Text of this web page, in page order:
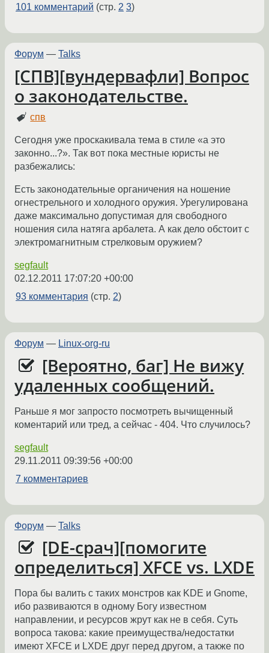
101 комментарий (стр. 2 3)
Форум — Talks
[СПВ][вундервафли] Вопрос
о законодательстве.
спв
Сегодня уже проскакивала тема в стиле «а это
законно...?». Так вот пока местные юристы не
разбежались:
Есть законодательные органичения на ношение
огнестрельного и холодного оружия. Урегулирована
даже максимально допустимая для свободного
ношения сила натяга арбалета. А как дело обстоит с
электромагнитным стрелковым оружием?
segfault
02.12.2011 17:07:20 +00:00
93 комментария (стр. 2)
Форум — Linux-org-ru
[Вероятно, баг] Не вижу
удаленных сообщений.
Раньше я мог запросто посмотреть вычищенный
коментарий или тред, а сейчас - 404. Что случилось?
segfault
29.11.2011 09:39:56 +00:00
7 комментариев
Форум — Talks
[DE-срач][помогите
определиться] XFCE vs. LXDE
Пора бы валить с таких монстров как KDE и Gnome,
ибо развиваются в одному Богу известном
направлении, и ресурсов жрут как не в себя. Суть
вопроса такова: какие преимущества/недостатки
имеют XFCE и LXDE друг перед другом, а также по